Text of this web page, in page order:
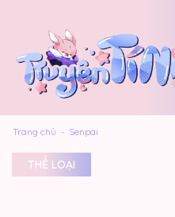
Trang chủ Senpai
THỂ LOẠI